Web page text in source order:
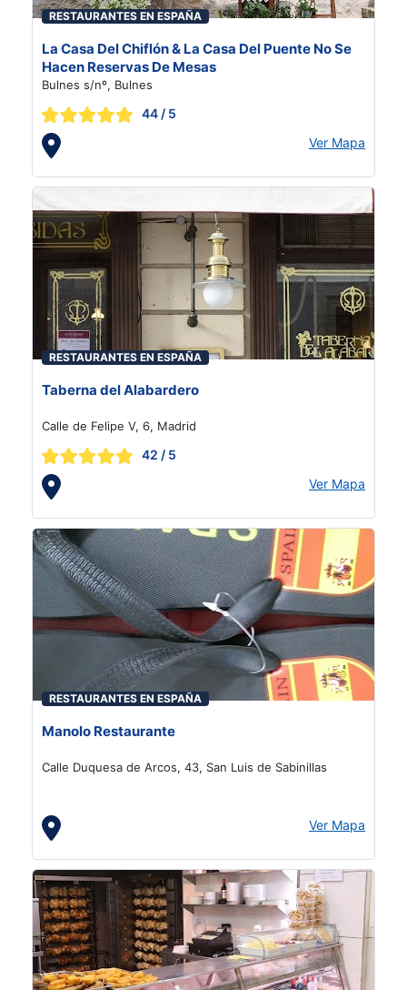
RESTAURANTES EN ESPAÑA
La Casa Del Chiflón & La Casa Del Puente No Se
Hacen Reservas De Mesas
Bulnes s/nº, Bulnes
44 / 5
Ver Mapa
RESTAURANTES EN ESPAÑA
Taberna del Alabardero
Calle de Felipe V, 6, Madrid
42 / 5
Ver Mapa
RESTAURANTES EN ESPAÑA
Manolo Restaurante
Calle Duquesa de Arcos, 43, San Luis de Sabinillas
Ver Mapa